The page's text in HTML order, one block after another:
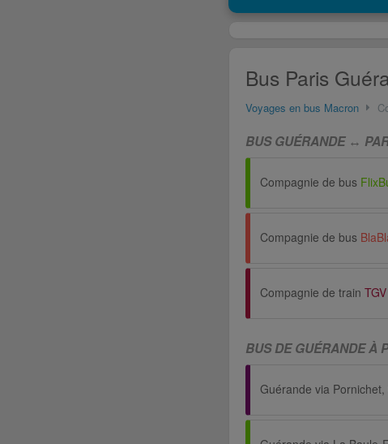
Bus Paris
Voyages en bus Macron
BUS GUÉRANDE ↔
Compagnie de bus
Compagnie de bus
Compagnie de train
BUS DE GUÉRANDE À